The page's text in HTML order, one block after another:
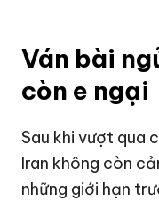
Ván bài
còn e ngại
Sau khi vượt qua
Iran không còn
những giới hạn